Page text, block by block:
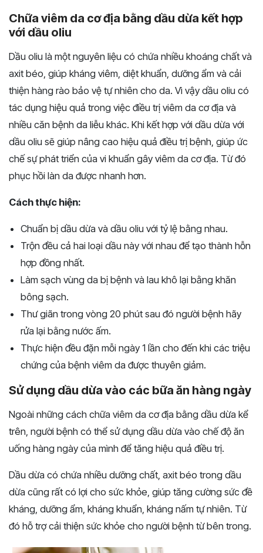
Chữa viêm da cơ địa bằng dầu dừa kết hợp
với dầu oliu
Dầu oliu là một nguyên liệu có chứa nhiều khoáng chất và
axit béo, giúp kháng viêm, diệt khuẩn, dưỡng ẩm và cải
thiện hàng rào bảo vệ tự nhiên cho da. Vì vậy dầu oliu có
tác dụng hiệu quả trong việc điều trị viêm da cơ địa và
nhiều căn bệnh da liễu khác. Khi kết hợp với dầu dừa với
dầu oliu sẽ giúp nâng cao hiệu quả điều trị bệnh, giúp ức
chế sự phát triển của vi khuẩn gây viêm da cơ địa. Từ đó
phục hồi làn da được nhanh hơn.
Cách thực hiện:
Chuẩn bị dầu dừa và dầu oliu với tỷ lệ bằng nhau.
Trộn đều cả hai loại dầu này với nhau để tạo thành hỗn
hợp đồng nhất.
Làm sạch vùng da bị bệnh và lau khô lại bằng khăn
bông sạch.
Thư giãn trong vòng 20 phút sau đó người bệnh hãy
rửa lại bằng nước ấm.
Thực hiện đều đặn mỗi ngày 1 lần cho đến khi các triệu
chứng của bệnh viêm da được thuyên giảm.
Sử dụng dầu dừa vào các bữa ăn hàng ngày
Ngoài những cách chữa viêm da cơ địa bằng dầu dừa kể
trên, người bệnh có thể sử dụng dầu dừa vào chế độ ăn
uống hàng ngày của mình để tăng hiệu quả điều trị.
Dầu dừa có chứa nhiều dưỡng chất, axit béo trong dầu
dừa cũng rất có lợi cho sức khỏe, giúp tăng cường sức đề
kháng, dưỡng ẩm, kháng khuẩn, kháng nấm tự nhiên. Từ
đó hỗ trợ cải thiện sức khỏe cho người bệnh từ bên trong.